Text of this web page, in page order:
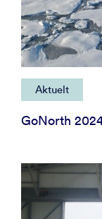
Aktuelt
GoNorth